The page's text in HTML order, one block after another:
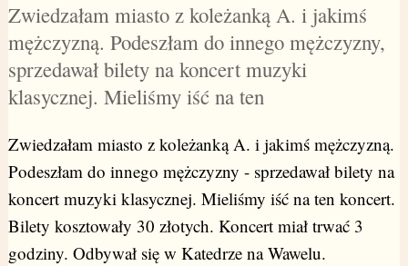
Zwiedzałam miasto z koleżanką A. i jakimś
mężczyzną. Podeszłam do innego mężczyzny,
sprzedawał bilety na koncert muzyki
klasycznej. Mieliśmy iść na ten
Zwiedzałam miasto z koleżanką A. i jakimś mężczyzną.
Podeszłam do innego mężczyzny - sprzedawał bilety na
koncert muzyki klasycznej. Mieliśmy iść na ten koncert.
Bilety kosztowały 30 złotych. Koncert miał trwać 3
godziny. Odbywał się w Katedrze na Wawelu.